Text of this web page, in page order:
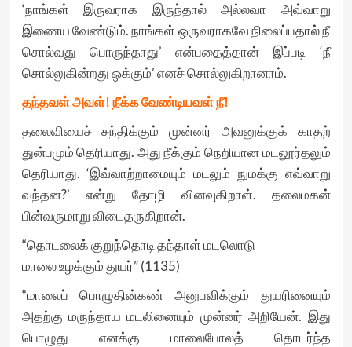
‘நாங்கள் இருவராக இருந்தால் அல்லவா அவ்வாறு
இணைய வேண்டும். நாங்கள் ஒருவராகவே நிலைப்பதால் நீ
சொல்வது பொருந்தாது’ என்பதைத்தான் இப்படி ‘நீ
சொல்லுகின்றது ஒக்கும்’ எனச் சொல்லுகிறானாம்.
தந்தவள் அவள்! நீக்க வேண்டியவள் நீ!
தலைவியைச் சந்திக்கும் முன்னர் அவனுக்குக் காதற்
துன்பமும் தெரியாது. அது நீக்கும் நெறியான மடலூர்தலும்
தெரியாது. ‘இவ்வாற்றாமையும் மடலும் நுமக்கு எவ்வாறு
வந்தன?’ என்று தோழி வினவுகிறாள். தலைமகன்
பின்வருமாறு விடைதருகிறான்.
“தொடலைக் குறுந்தொடி தந்தாள் மடலொடு
மாலை உழக்கும் துயர்” (1135)
“மாலைப் பொழுதின்கண் அனுபவிக்கும் துயரினையும்
அதற்கு மருந்தாய மடலினையும் முன்னர் அறியேன். இது
பொழுது எனக்கு மாலைபோலத் தொடர்ந்த